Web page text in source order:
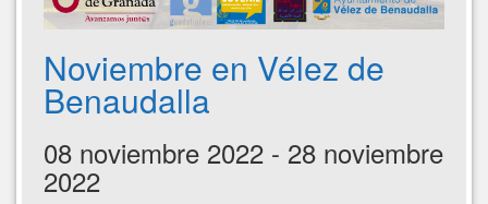
Noviembre en Vélez de
Benaudalla
08 noviembre 2022 - 28 noviembre
2022